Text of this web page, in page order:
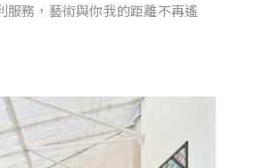
服務，藝術與你我的距離不再遙